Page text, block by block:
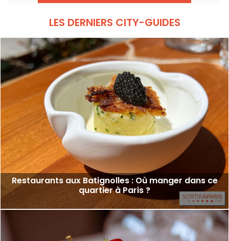
LES DERNIERS CITY-GUIDES
Restaurants aux Batignolles : Où manger dans ce
quartier à Paris ?